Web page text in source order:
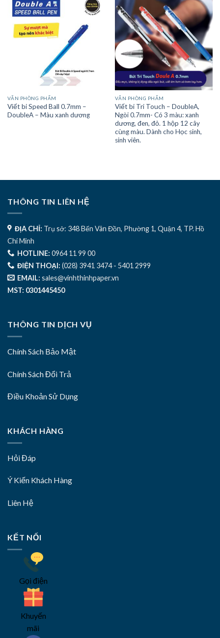
VĂN PHÒNG PHẨM
Viết bi Speed Ball 0.7mm –
DoubleA – Màu xanh dương
VĂN PHÒNG PHẨM
Viết bi Tri Touch – DoubleA,
Ngòi 0.7mm- Có 3 màu: xanh
dương, đen, đỏ. 1 hộp 12 cây
cùng màu. Dành cho Học sinh,
sinh viên.
THÔNG TIN LIÊN HỆ
ĐỊA CHỈ: Trụ sở: 348 Bến Vân Đồn, Phường 1, Quận 4, TP. Hồ
Chí Minh
HOTLINE: 0964 11 99 00
ĐIỆN THOẠI: (028) 3941 3474 - 5401 2999
EMAIL: sales@vinhthinhpaper.vn
MST: 0301445450
THÔNG TIN DỊCH VỤ
Chính Sách Bảo Mật
Chính Sách Đổi Trả
Điều Khoản Sử Dụng
KHÁCH HÀNG
Hỏi Đáp
Ý Kiến Khách Hàng
Liên Hệ
KẾT NỐI
Gọi điện
Khuyến
mãi